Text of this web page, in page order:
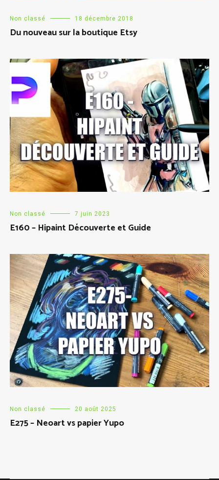
Non classé 18 décembre 2018
Du nouveau sur la boutique Etsy
Non classé 7 juin 2023
E160 – Hipaint Découverte et Guide
Non classé 20 août 2025
E275 – Neoart vs papier Yupo